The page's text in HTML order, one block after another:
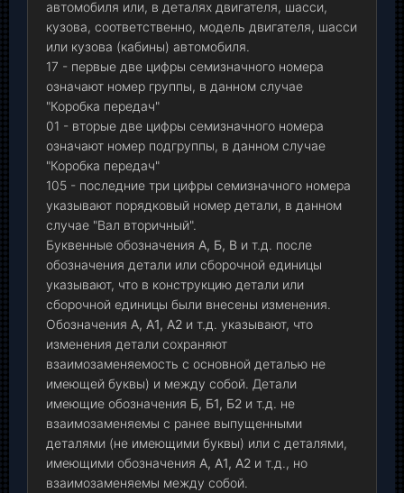
автомобиля или, в деталях двигателя, шасси,
кузова, соответственно, модель двигателя, шасси
или кузова (кабины) автомобиля.
17 - первые две цифры семизначного номера
означают номер группы, в данном случае
"Коробка передач"
01 - вторые две цифры семизначного номера
означают номер подгруппы, в данном случае
"Коробка передач"
105 - последние три цифры семизначного номера
указывают порядковый номер детали, в данном
случае "Вал вторичный".
Буквенные обозначения А, Б, В и т.д. после
обозначения детали или сборочной единицы
указывают, что в конструкцию детали или
сборочной единицы были внесены изменения.
Обозначения А, А1, А2 и т.д. указывают, что
изменения детали сохраняют
взаимозаменяемость с основной деталью не
имеющей буквы) и между собой. Детали
имеющие обозначения Б, Б1, Б2 и т.д. не
взаимозаменяемы с ранее выпущенными
деталями (не имеющими буквы) или с деталями,
имеющими обозначения А, А1, А2 и т.д., но
взаимозаменяемы между собой.